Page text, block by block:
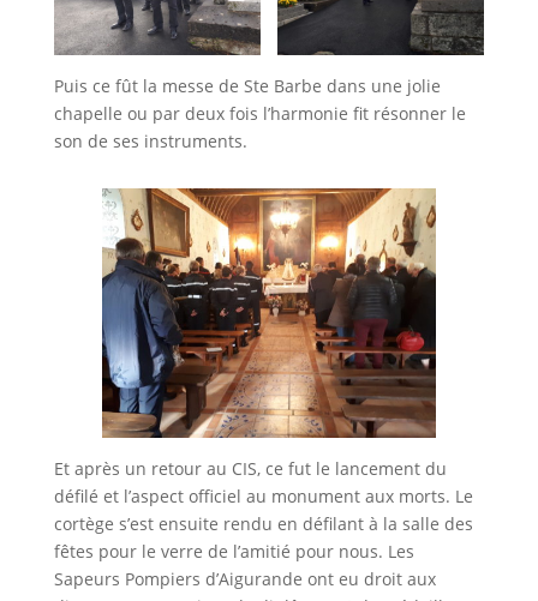
Puis ce fût la messe de Ste Barbe dans une jolie
chapelle ou par deux fois l’harmonie fit résonner le
son de ses instruments.
Et après un retour au CIS, ce fut le lancement du
défilé et l’aspect officiel au monument aux morts. Le
cortège s’est ensuite rendu en défilant à la salle des
fêtes pour le verre de l’amitié pour nous. Les
Sapeurs Pompiers d’Aigurande ont eu droit aux